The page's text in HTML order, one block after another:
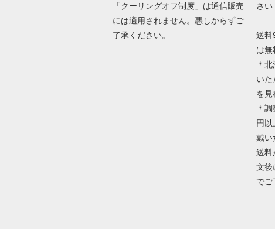
「クーリングオフ制度」は通信販売
には適用されません。悪しからずご
了承ください。
さい
送料
は無
＊
いた
を見
＊
円
戴い
送料
文後
でご